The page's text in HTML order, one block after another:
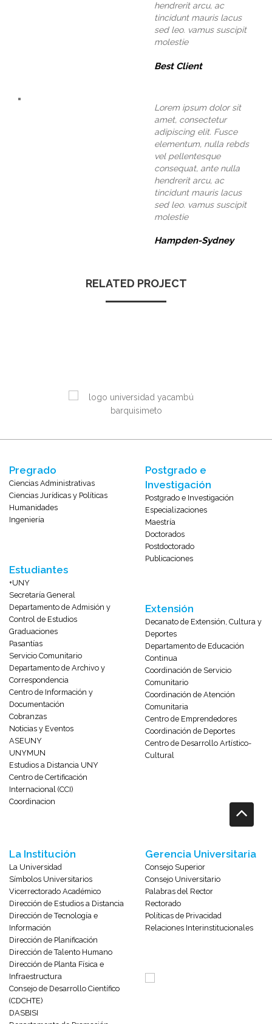
hendrerit arcu, ac
tincidunt mauris lacus
sed leo. vamus suscipit
molestie
Best Client
Lorem ipsum dolor sit
amet, consectetur
adipiscing elit. Fusce
elementum, nulla rebds
vel pellentesque
consequat, ante nulla
hendrerit arcu, ac
tincidunt mauris lacus
sed leo. vamus suscipit
molestie
Hampden-Sydney
RELATED PROJECT
Pregrado
Ciencias Administrativas
Ciencias Jurídicas y Políticas
Humanidades
Ingeniería
Estudiantes
+UNY
Secretaría General
Departamento de Admisión y
Control de Estudios
Graduaciones
Pasantías
Servicio Comunitario
Departamento de Archivo y
Correspondencia
Centro de Información y
Documentación
Cobranzas
Noticias y Eventos
ASEUNY
UNYMUN
Estudios a Distancia UNY
Centro de Certificación
Internacional (CCI)
Coordinacion
Postgrado e
Investigación
Postgrado e Investigación
Especializaciones
Maestría
Doctorados
Postdoctorado
Publicaciones
Extensión
Decanato de Extensión, Cultura y
Deportes
Departamento de Educación
Continua
Coordinación de Servicio
Comunitario
Coordinación de Atención
Comunitaria
Centro de Emprendedores
Coordinación de Deportes
Centro de Desarrollo Artístico-
Cultural
La Institución
La Universidad
Símbolos Universitarios
Vicerrectorado Académico
Dirección de Estudios a Distancia
Dirección de Tecnología e
Información
Dirección de Planificación
Dirección de Talento Humano
Dirección de Planta Física e
Infraestructura
Consejo de Desarrollo Científico
(CDCHTE)
DASBISI
Gerencia Universitaria
Consejo Superior
Consejo Universitario
Palabras del Rector
Rectorado
Políticas de Privacidad
Relaciones Interinstitucionales